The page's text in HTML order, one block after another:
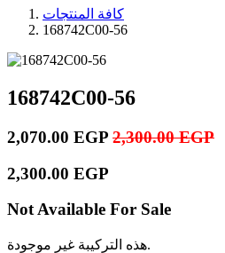
كافة المنتجات
168742C00-56
168742C00-56
2,070.00 EGP 2,300.00EGP
2,300.00 EGP
Not Available For Sale
هذه التركيبة غير موجودة.